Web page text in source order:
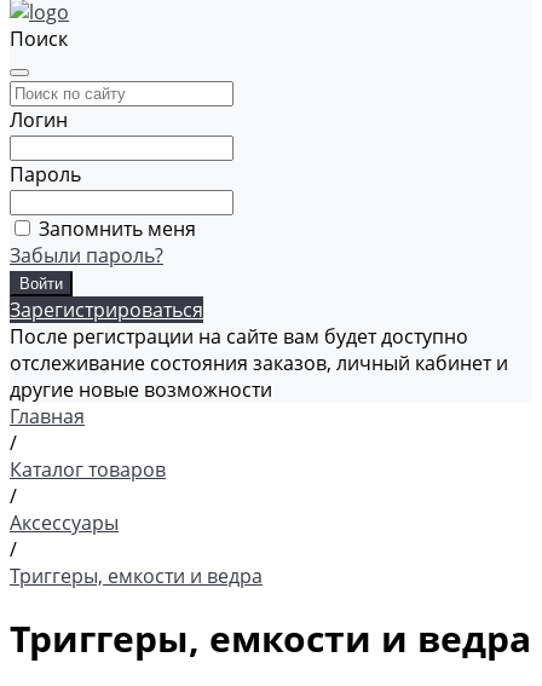
Поиск
Логин
Пароль
Запомнить меня
Забыли пароль?
Зарегистрироваться
После регистрации на сайте вам будет доступно
отслеживание состояния заказов, личный кабинет и
другие новые возможности
Главная
/
Каталог товаров
/
Аксессуары
/
Триггеры, емкости и ведра
Триггеры, емкости и ведра